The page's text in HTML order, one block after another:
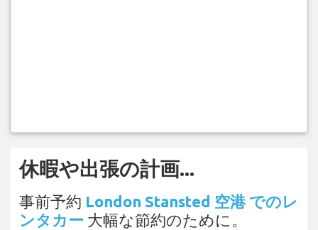
休暇や出張の計画...
事前予約 London Stansted 空港 でのレ
ンタカー 大幅な節約のために。